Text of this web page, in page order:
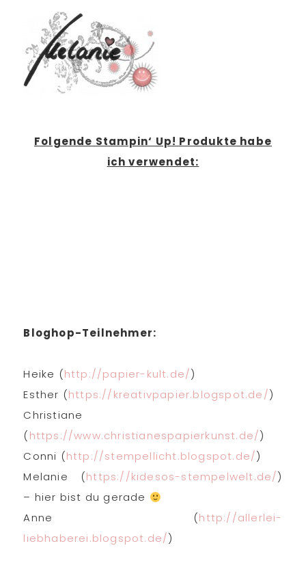
Folgende Stampin‘ Up! Produkte habe
ich verwendet:
Bloghop-Teilnehmer:
Heike (http://papier-kult.de/)
Esther (https://kreativpapier.blogspot.de/)
Christiane
(https://www.christianespapierkunst.de/)
Conni (http://stempellicht.blogspot.de/)
Melanie (https://kidesos-stempelwelt.de/)
– hier bist du gerade
Anne (http://allerlei-
liebhaberei.blogspot.de/)